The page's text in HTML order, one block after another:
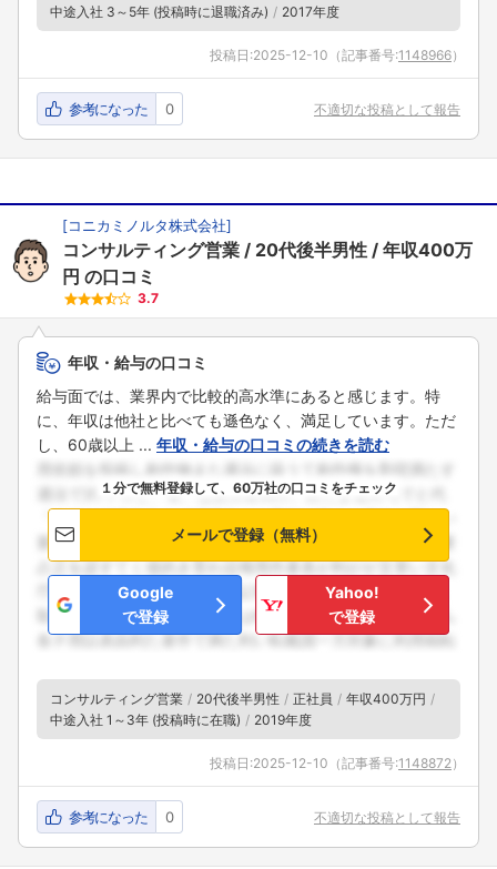
中途入社 3～5年 (投稿時に退職済み)
2017年度
投稿日:2025-12-10 （記事番号:1148966）
参考になった 0 不適切な投稿として報告
[コニカミノルタ株式会社]
コンサルティング営業 20代後半男性
年収400万
円 の口コミ
3.7
年収・給与の口コミ
給与面では、業界内で比較的高水準にあると感じます。特
に、年収は他社と比べても遜色なく、満足しています。ただ
し、60歳以上 ... 年収・給与の口コミの続きを読む
１分で無料登録して、60万社の口コミをチェック
メールで登録（無料）
Google
で登録
Yahoo!
で登録
コンサルティング営業 20代後半男性 正社員
年収400万円
中途入社 1～3年 (投稿時に在職)
2019年度
投稿日:2025-12-10 （記事番号:1148872 ）
参考になった 0 不適切な投稿として報告